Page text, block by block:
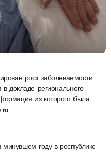
докладе регионального
из которого была
году в республике